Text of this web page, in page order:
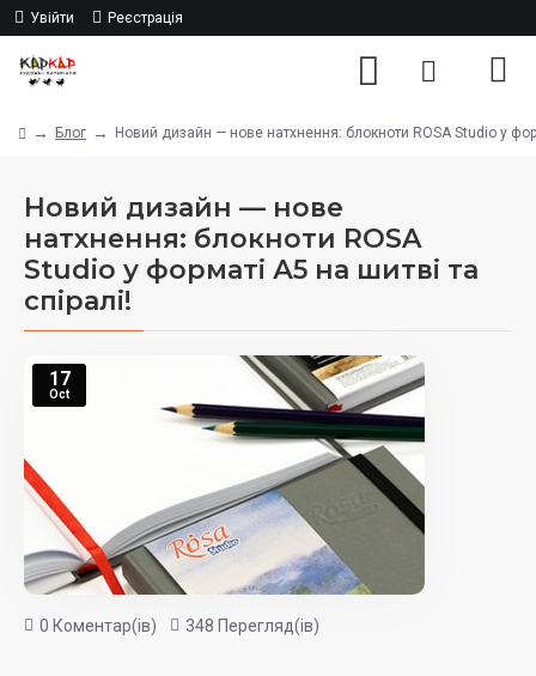
Увійти Реєстрація
Блог Новий дизайн — нове натхнення: блокноти ROSA Studio у
Новий дизайн — нове
натхнення: блокноти ROSA
Studio у форматі А5 на шитві та
спіралі!
17
Oct
0 Коментар(ів) 348 Перегляд(ів)